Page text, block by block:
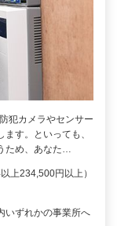
犯カメラやセンサー
す。といっても、
ため、あなた…
上234,500円以上）
ずれかの事業所へ